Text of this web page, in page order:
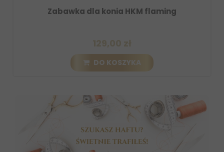
dla konia HKM flaming
DO KOSZYKA
Zabawka dla